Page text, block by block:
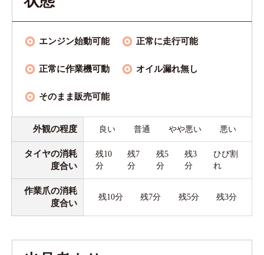
エンジン始動可能 正常に走行可能
正常に作業機可動 オイル漏れ無し
そのまま販売可能
外観の程度 良い 普通 やや悪い 悪い
タイヤの消耗
度合い
残10
分
残7
分
残5
分
残3
分
ひび割
れ
作業爪の消耗
度合い
残10分 残7分 残5分 残3分